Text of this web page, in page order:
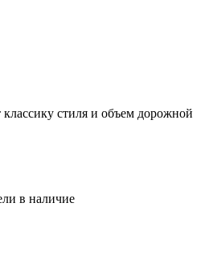
классику стиля и объем дорожной
в наличие